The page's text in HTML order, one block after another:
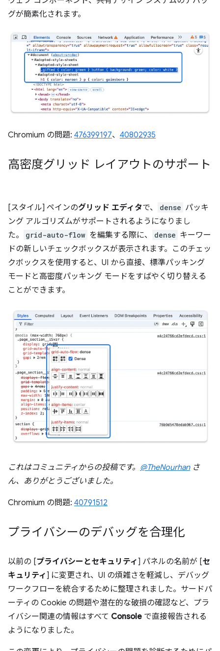
グが簡素化されます。
Chromium の問題: 476399197、 40802935
高密度グリッド レイアウトのサポート
[スタイル] ペインのグリッド エディタで、 dense パッキ
ング アルゴリズムがサポートされるようになりまし
た。
grid-auto-flow を編集する際に、 dense キーワー
ドの新しいチェックボックスが表示されます。このチェッ
クボックスを使用すると、UI から直接、標準パッキング
モードと高密度パッキング モードをすばやく切り替える
ことができます。
これはコミュニティからの投稿です。 @TheNourhanさ
ん、ありがとうございました。
Chromium の問題: 40791512
プライバシーのデバッグを合理化
以前の [プライバシーとセキュリティ] パネルの名前が [セ
キュリティ] に変更され、UI の煩雑さを軽減し、デバッグ
ワークフローを統合するために整理されました。サードパ
ーティの Cookie の問題や潜在的な破損の確認など、プラ
イバシー関連の情報はすべて Console で直接報告される
ようになりました。